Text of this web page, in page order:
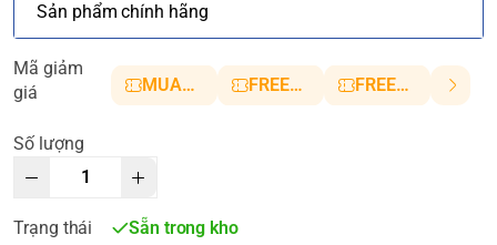
Sản phẩm chính hãng
Mã giảm
giá
MUANHANH01 FREESHIP5 FREESHIP10
Số lượng
Trạng thái Sẵn trong kho